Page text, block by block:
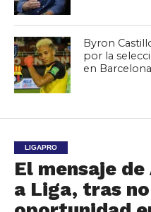
Byron
por la
en
LIGAPRO
El mensaje
a Liga, tras